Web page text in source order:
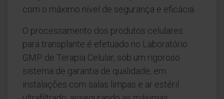
com o máximo nível de segurança e eficácia.
O processamento dos produtos celulares
para transplante é efetuado no Laboratório
GMP de Terapia Celular, sob um rigoroso
sistema de garantia de qualidade, em
instalações com salas limpas e ar estéril